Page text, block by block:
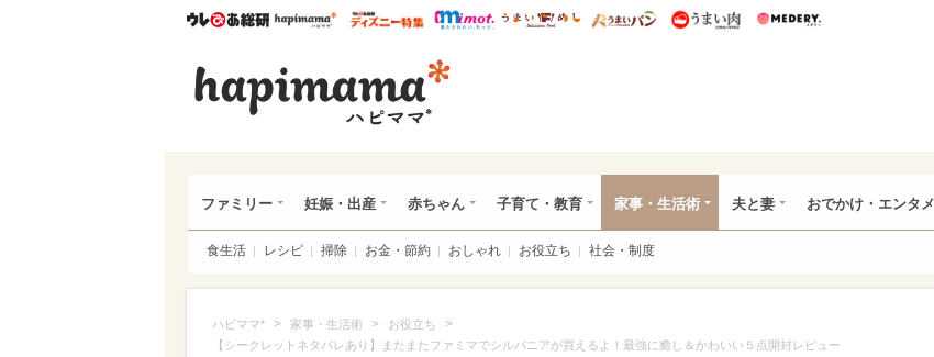
ウレぴあ総研ハピママ* ウレぴあ総研 ディズニー特集
mimot. うまいめし うまいパン うまい肉
ファミリー 妊娠・出産 赤ちゃん 子育て・教育 家事・生活術 夫と妻 おでかけ・エンタメ
食生活 レシピ 掃除 お金・節約 おしゃれ お役立ち 社会・制度
ハピママ* > 家事・生活術 > お役立ち >
【シークレットネタバレあり】またまたファミマでシルバニアが買えるよ！最強に癒し＆かわいい５点開封レビュー